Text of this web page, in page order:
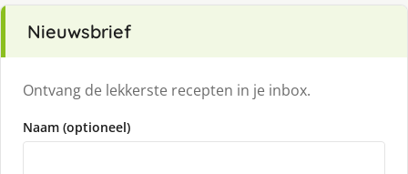
Nieuwsbrief
Ontvang de lekkerste recepten in je inbox.
Naam (optioneel)